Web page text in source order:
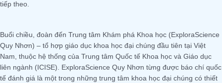
tiếp theo.
Buổi chiều, đoàn đến Trung tâm Khám phá Khoa học (ExploraScience
Quy Nhơn) – tổ hợp giáo dục khoa học đại chúng đầu tiên tại Việt
Nam, thuộc hệ thống của Trung tâm Quốc tế Khoa học và Giáo dục
liên ngành (ICISE). ExploraScience Quy Nhơn từng được báo chí quốc
tế đánh giá là một trong những trung tâm khoa học đại chúng có thiết